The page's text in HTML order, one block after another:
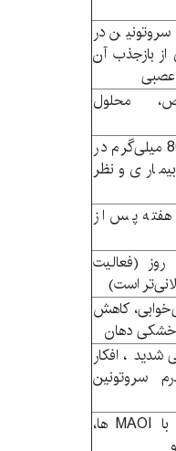
در
از بازجذب آن
محلول
معمولاً 10 تا 80 میلی‌گرم در
و نظر
معمولاً 2 تا 4 هفته پس از
حدود 4 تا 6 روز (فعالیت
است)
کاهش
خشکی دهان
افکار
سروتونین
مصرف همزمان با MAOI ها،